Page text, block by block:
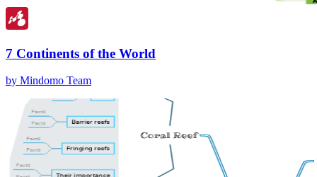
7 Continents of the World
by Mindomo Team